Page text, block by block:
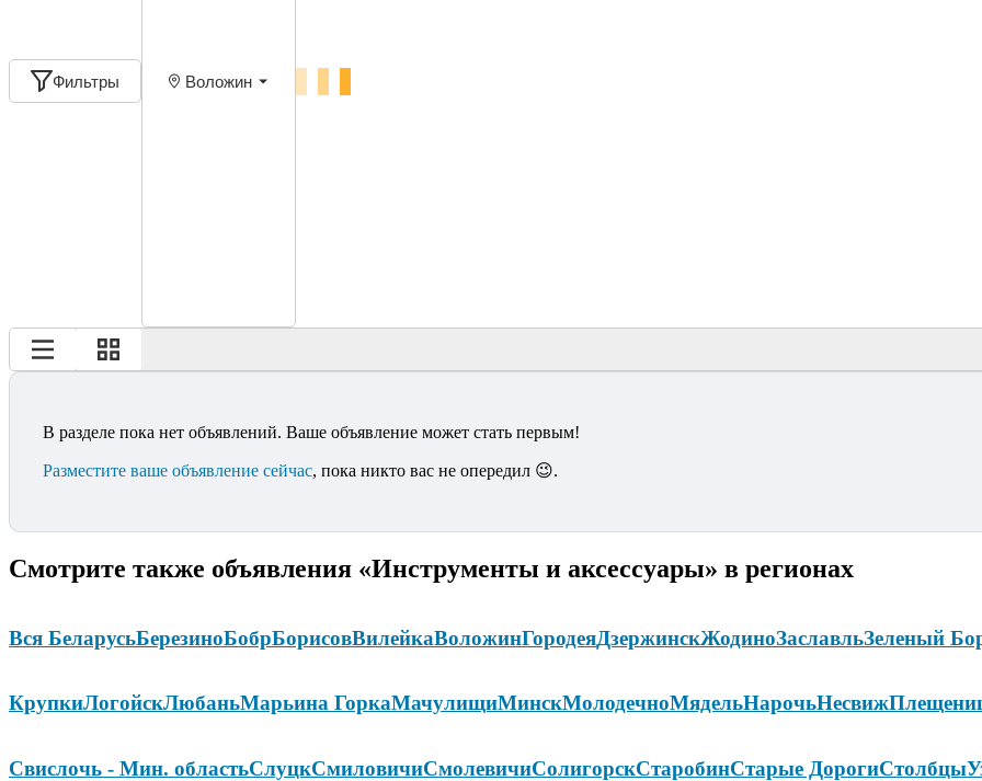
Фильтры Воложин
В разделе пока нет объявлений. Ваше объявление может стать первым!
Разместите ваше объявление сейчас, пока никто вас не опередил 😉.
Смотрите также объявления «Инструменты и аксессуары» в регионах
Вся БеларусьБерезиноБобрБорисовВилейкаВоложинГородеяДзержинскЖодиноЗаславльЗеленый
КрупкиЛогойскЛюбаньМарьина ГоркаМачулищиМинскМолодечноМядельНарочьНесвиж
Свислочь - Мин. областьСлуцкСмиловичиСмолевичиСолигорскСтаробинСтарые ДорогиСтолбцы